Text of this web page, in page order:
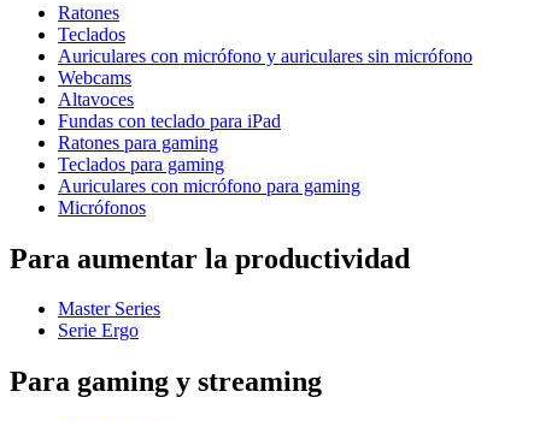
Ratones
Teclados
Auriculares con micrófono y auriculares sin micrófono
Webcams
Altavoces
Fundas con teclado para iPad
Ratones para gaming
Teclados para gaming
Auriculares con micrófono para gaming
Micrófonos
Para aumentar la productividad
Master Series
Serie Ergo
Para gaming y streaming